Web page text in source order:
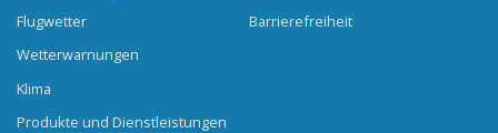
Flugwetter
Wetterwarnungen
Klima
Produkte und Dienstleistungen
Barrierefreiheit